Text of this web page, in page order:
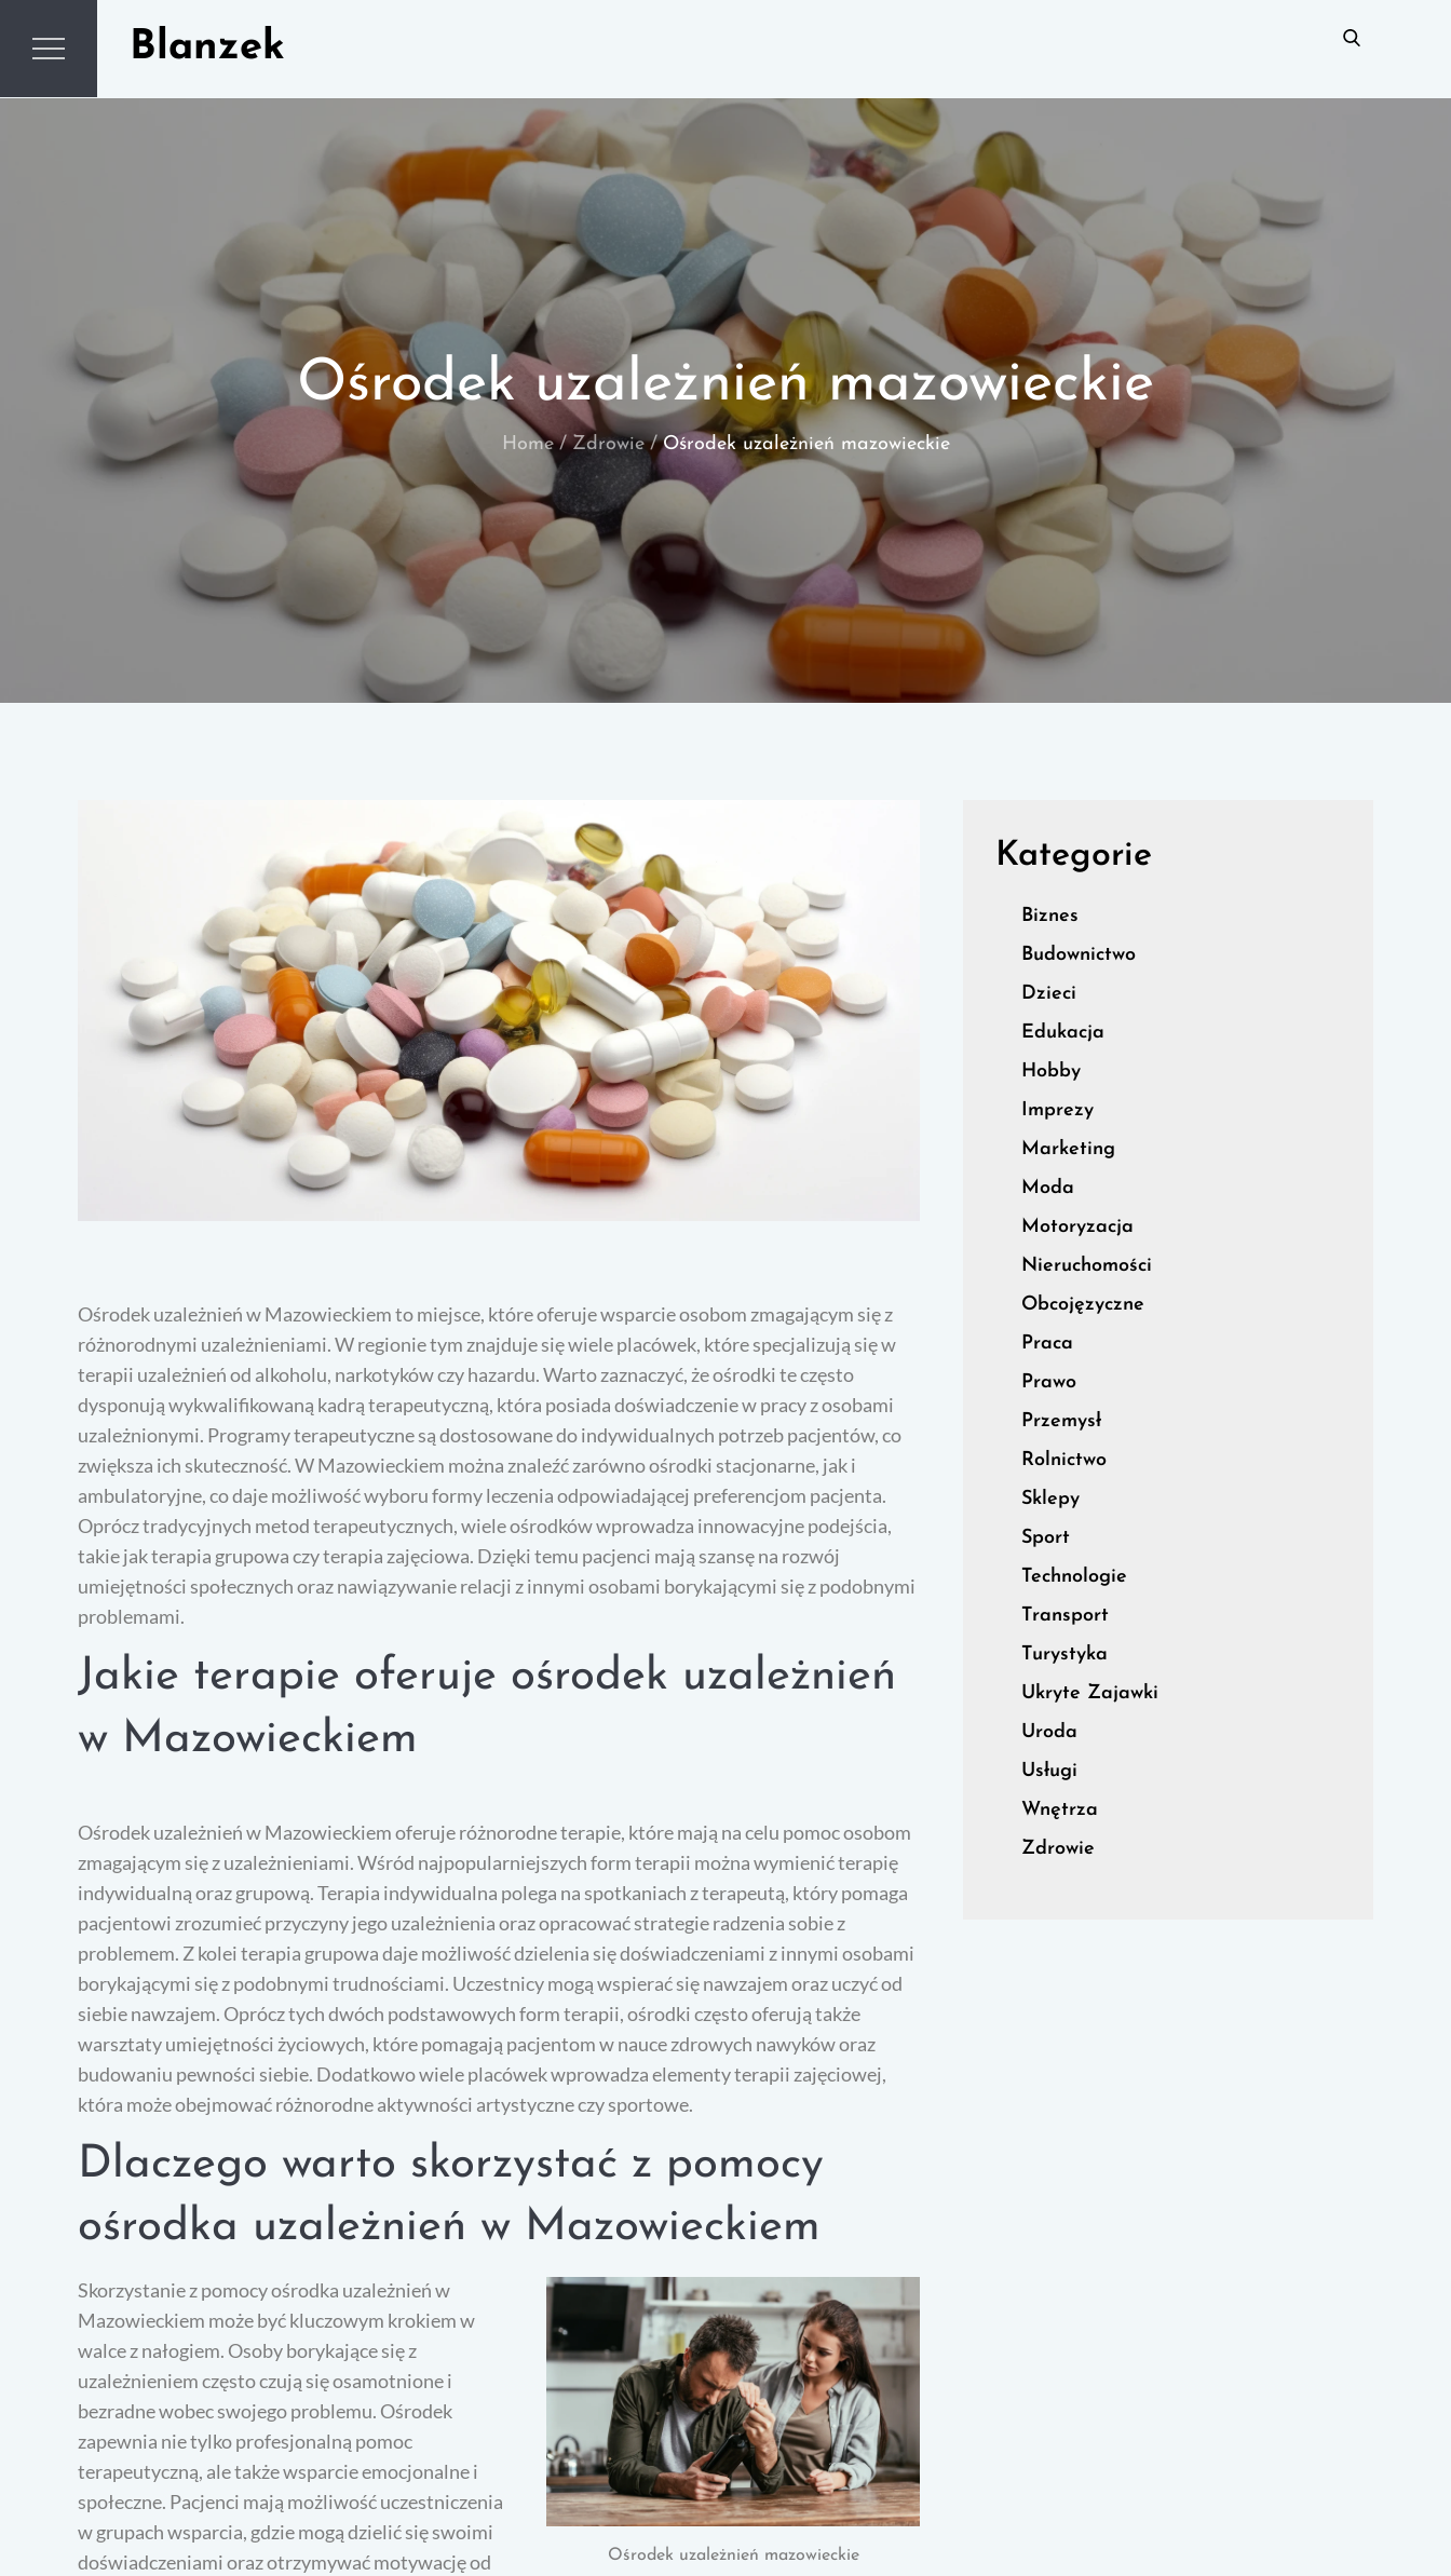
Blanzek
Ośrodek uzależnień mazowieckie
Home Zdrowie Ośrodek uzależnień mazowieckie
Ośrodek uzależnień w Mazowieckiem to miejsce, które oferuje wsparcie osobom zmagającym się z
różnorodnymi uzależnieniami. W regionie tym znajduje się wiele placówek, które specjalizują się w
terapii uzależnień od alkoholu, narkotyków czy hazardu. Warto zaznaczyć, że ośrodki te często
dysponują wykwalifikowaną kadrą terapeutyczną, która posiada doświadczenie w pracy z osobami
uzależnionymi. Programy terapeutyczne są dostosowane do indywidualnych potrzeb pacjentów, co
zwiększa ich skuteczność. W Mazowieckiem można znaleźć zarówno ośrodki stacjonarne, jak i
ambulatoryjne, co daje możliwość wyboru formy leczenia odpowiadającej preferencjom pacjenta.
Oprócz tradycyjnych metod terapeutycznych, wiele ośrodków wprowadza innowacyjne podejścia,
takie jak terapia grupowa czy terapia zajęciowa. Dzięki temu pacjenci mają szansę na rozwój
umiejętności społecznych oraz nawiązywanie relacji z innymi osobami borykającymi się z podobnymi
problemami.
Jakie terapie oferuje ośrodek uzależnień
w Mazowieckiem
Ośrodek uzależnień w Mazowieckiem oferuje różnorodne terapie, które mają na celu pomoc osobom
zmagającym się z uzależnieniami. Wśród najpopularniejszych form terapii można wymienić terapię
indywidualną oraz grupową. Terapia indywidualna polega na spotkaniach z terapeutą, który pomaga
pacjentowi zrozumieć przyczyny jego uzależnienia oraz opracować strategie radzenia sobie z
problemem. Z kolei terapia grupowa daje możliwość dzielenia się doświadczeniami z innymi osobami
borykającymi się z podobnymi trudnościami. Uczestnicy mogą wspierać się nawzajem oraz uczyć od
siebie nawzajem. Oprócz tych dwóch podstawowych form terapii, ośrodki często oferują także
warsztaty umiejętności życiowych, które pomagają pacjentom w nauce zdrowych nawyków oraz
budowaniu pewności siebie. Dodatkowo wiele placówek wprowadza elementy terapii zajęciowej,
która może obejmować różnorodne aktywności artystyczne czy sportowe.
Dlaczego warto skorzystać z pomocy
ośrodka uzależnień w Mazowieckiem
Ośrodek uzależnień mazowieckie
Skorzystanie z pomocy ośrodka uzależnień w
Mazowieckiem może być kluczowym krokiem w
walce z nałogiem. Osoby borykające się z
uzależnieniem często czują się osamotnione i
bezradne wobec swojego problemu. Ośrodek
zapewnia nie tylko profesjonalną pomoc
terapeutyczną, ale także wsparcie emocjonalne i
społeczne. Pacjenci mają możliwość uczestniczenia
w grupach wsparcia, gdzie mogą dzielić się swoimi
doświadczeniami oraz otrzymywać motywację od
Kategorie
Biznes
Budownictwo
Dzieci
Edukacja
Hobby
Imprezy
Marketing
Moda
Motoryzacja
Nieruchomości
Obcojęzyczne
Praca
Prawo
Przemysł
Rolnictwo
Sklepy
Sport
Technologie
Transport
Turystyka
Ukryte Zajawki
Uroda
Usługi
Wnętrza
Zdrowie